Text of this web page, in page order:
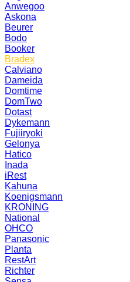
Anwegoo
Askona
Beurer
Bodo
Booker
Bradex
Calviano
Dameida
Domtime
DomTwo
Dotast
Dykemann
Fujiiryoki
Gelonya
Hatico
Inada
iRest
Kahuna
Koenigsmann
KRONING
National
OHCO
Panasonic
Planta
RestArt
Richter